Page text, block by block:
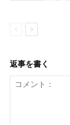
返事を書く